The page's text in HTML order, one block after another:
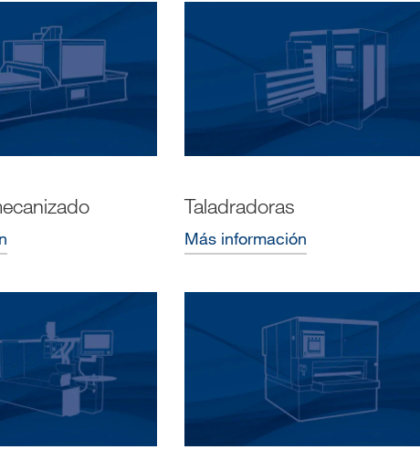
Taladradoras
Más información